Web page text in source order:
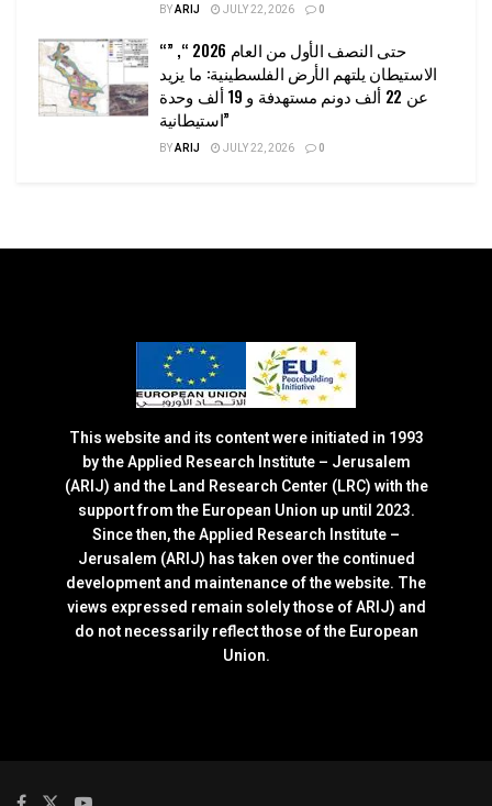
BYARIJ JULY 22, 2026 0
“حتى النصف الأول من العام 2026 “, ”
الاستيطان يلتهم الأرض الفلسطينية: ما يزيد
عن 22 ألف دونم مستهدفة و 19 ألف وحدة
استيطانية”
BYARIJ JULY 22, 2026 0
This website and its content were initiated in 1993
by the Applied Research Institute – Jerusalem
(ARIJ) and the Land Research Center (LRC) with the
support from the European Union up until 2023.
Since then, the Applied Research Institute –
Jerusalem (ARIJ) has taken over the continued
development and maintenance of the website. The
views expressed remain solely those of ARIJ) and
do not necessarily reflect those of the European
Union.